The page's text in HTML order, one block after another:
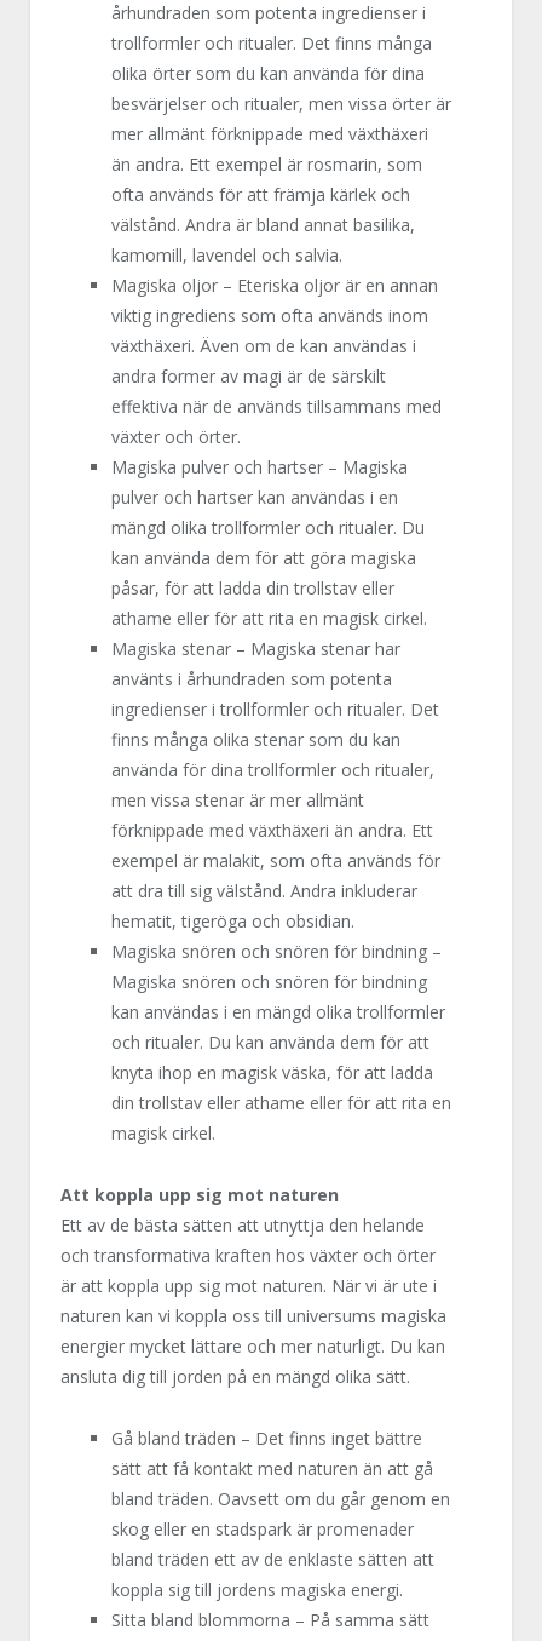
århundraden som potenta ingredienser i
trollformler och ritualer. Det finns många
olika örter som du kan använda för dina
besvärjelser och ritualer, men vissa örter är
mer allmänt förknippade med växthäxeri
än andra. Ett exempel är rosmarin, som
ofta används för att främja kärlek och
välstånd. Andra är bland annat basilika,
kamomill, lavendel och salvia.
Magiska oljor – Eteriska oljor är en annan
viktig ingrediens som ofta används inom
växthäxeri. Även om de kan användas i
andra former av magi är de särskilt
effektiva när de används tillsammans med
växter och örter.
Magiska pulver och hartser – Magiska
pulver och hartser kan användas i en
mängd olika trollformler och ritualer. Du
kan använda dem för att göra magiska
påsar, för att ladda din trollstav eller
athame eller för att rita en magisk cirkel.
Magiska stenar – Magiska stenar har
använts i århundraden som potenta
ingredienser i trollformler och ritualer. Det
finns många olika stenar som du kan
använda för dina trollformler och ritualer,
men vissa stenar är mer allmänt
förknippade med växthäxeri än andra. Ett
exempel är malakit, som ofta används för
att dra till sig välstånd. Andra inkluderar
hematit, tigeröga och obsidian.
Magiska snören och snören för bindning –
Magiska snören och snören för bindning
kan användas i en mängd olika trollformler
och ritualer. Du kan använda dem för att
knyta ihop en magisk väska, för att ladda
din trollstav eller athame eller för att rita en
magisk cirkel.
Att koppla upp sig mot naturen
Ett av de bästa sätten att utnyttja den helande
och transformativa kraften hos växter och örter
är att koppla upp sig mot naturen. När vi är ute i
naturen kan vi koppla oss till universums magiska
energier mycket lättare och mer naturligt. Du kan
ansluta dig till jorden på en mängd olika sätt.
Gå bland träden – Det finns inget bättre
sätt att få kontakt med naturen än att gå
bland träden. Oavsett om du går genom en
skog eller en stadspark är promenader
bland träden ett av de enklaste sätten att
koppla sig till jordens magiska energi.
Sitta bland blommorna – På samma sätt